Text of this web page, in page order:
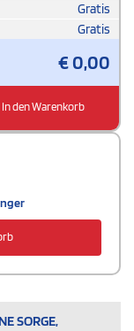
Gratis
Gratis
€0,00
In den Warenkorb
SORGE,